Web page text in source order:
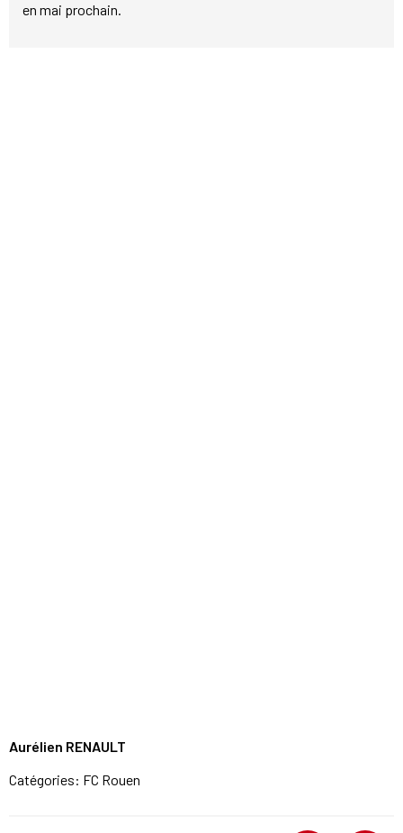
en mai prochain.
Aurélien RENAULT
Catégories: FC Rouen